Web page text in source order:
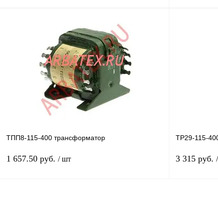
В корзину
Купить в 1 клик Сравнение
В избранное
наличии
ТПП8-115-400 трансформатор
1 657.50 руб. / шт
ТР29-115-
3 315 руб.